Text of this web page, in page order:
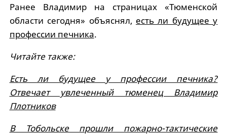
Ранее Владимир на страницах «Тюменской
области сегодня» объяснял, есть ли будущее у
профессии печника.
Читайте также:
Есть ли будущее у профессии печника?
Отвечает увлеченный тюменец Владимир
Плотников
В Тобольске прошли пожарно-тактические